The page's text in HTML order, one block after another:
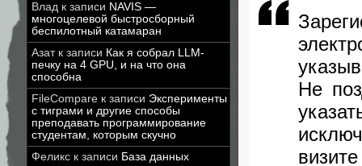
Влад к записи NAVIS —
многоцелевой быстросборный
беспилотный катамаран
Азатк записи Как я собрал LLM-
печку на 4 GPU, и на что она
способна
FileCompare к записи Эксперименты
с тиграми и другие способы
преподавать программирование
студентам, которым скучно
Феликс к записи База данных
Не